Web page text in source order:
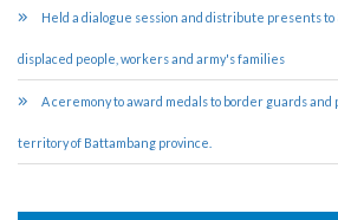
Held a dialogue session and distribute presents
displaced people, workers and army's families
A ceremony to award medals to border guards
territory of Battambang province.